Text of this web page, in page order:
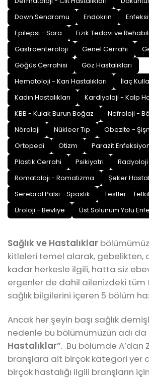
Down Sendromu
Endokrin
Epilepsi - Sara
Fizik Tedavi ve
Gastroenteroloji
Genel Cerrahi
Göğüs Cerrahisi
Göz Hastalıkları
Hematoloji - Kan Hastalıkları
İlaç
Kadın Hastalıkları
Kardiyoloji - Kalp
KBB - Kulak Burun Boğaz
Nefroloji -
Nöroloji
Nükleer Tıp Obezite -
Ortopedi
Otizm
Parazit
Plastik Cerrahi
Psikiyatri
Radyoloji
Romatoloji - Romatizma
Şeker
Serebral Palsi - Spastik
Testler -
Üroloji - Bevliye
Üst Solunum Yolu
Sağlık ve Hastalıklar
kitleleri temel alarak, gebelikten,
kadar herkesle ilgili, hatta siz
ergenler de dahil ailenizdeki tüm
sağlık bilgilerini içeren 5 bölüm
Ancak her şeyin başı sağlık
nedenle bu bölümümüzün adı da
Hastalıklar”. Bu bölümde A’dan
branşlara ait birçok kategori yer
birçok hastalığı ilgili branşların